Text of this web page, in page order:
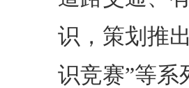
识，策划推
识竞赛”等系